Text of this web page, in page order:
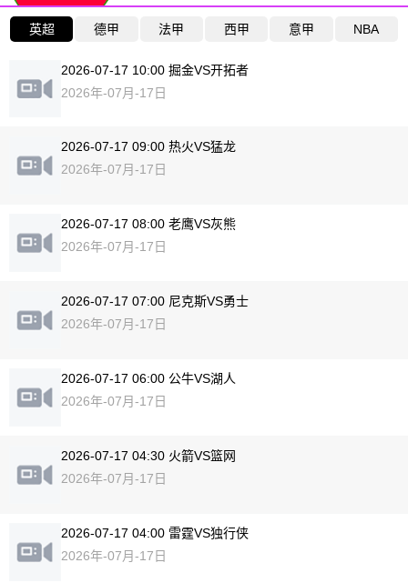
英超 德甲 法甲 西甲 意甲 NBA
2026-07-17 10:00 掘金VS开拓者
2026年-07月-17日
2026-07-17 09:00 热火VS猛龙
2026年-07月-17日
2026-07-17 08:00 老鹰VS灰熊
2026年-07月-17日
2026-07-17 07:00 尼克斯VS勇士
2026年-07月-17日
2026-07-17 06:00 公牛VS湖人
2026年-07月-17日
2026-07-17 04:30 火箭VS篮网
2026年-07月-17日
2026-07-17 04:00 雷霆VS独行侠
2026年-07月-17日